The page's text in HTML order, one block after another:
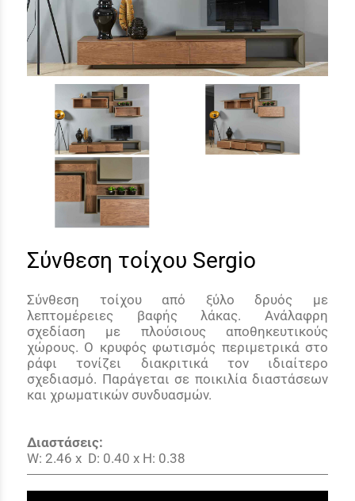
Σύνθεση τοίχου Sergio
Σύνθεση τοίχου από ξύλο δρυός με
λεπτομέρειες βαφής λάκας. Ανάλαφρη
σχεδίαση με πλούσιους αποθηκευτικούς
χώρους. Ο κρυφός φωτισμός περιμετρικά στο
ράφι τονίζει διακριτικά τον ιδιαίτερο
σχεδιασμό. Παράγεται σε ποικιλία διαστάσεων
και χρωματικών συνδυασμών.
Διαστάσεις:
W: 2.46 x D: 0.40 x H: 0.38